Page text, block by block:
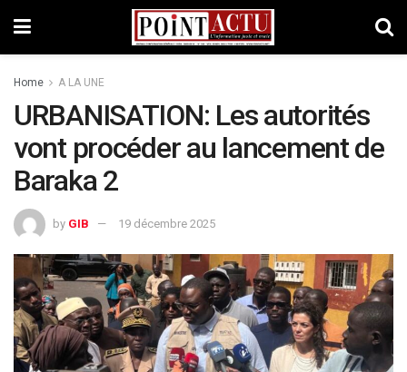
Home A LA UNE
URBANISATION: Les autorités
vont procéder au lancement de
Baraka 2
by GIB 19 décembre 2025